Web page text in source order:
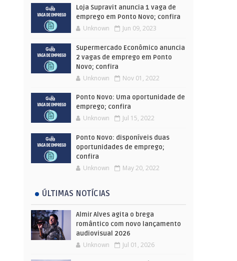
Loja Supravit anuncia 1 vaga de
emprego em Ponto Novo; confira
Unknown Jun 09, 2023
Supermercado Econômico anuncia
2 vagas de emprego em Ponto
Novo; confira
Unknown Nov 01, 2022
Ponto Novo: Uma oportunidade de
emprego; confira
Unknown Jul 15, 2022
Ponto Novo: disponíveis duas
oportunidades de emprego;
confira
Unknown May 20, 2022
ÚLTIMAS NOTÍCIAS
Almir Alves agita o brega
romântico com novo lançamento
audiovisual 2026
Unknown Jul 01, 2026